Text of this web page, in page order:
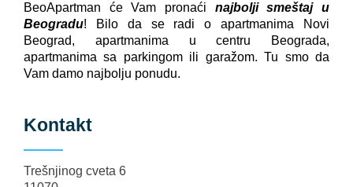
BeoApartman će Vam pronaći najbolji smeštaj u
Beogradu! Bilo da se radi o apartmanima Novi
Beograd, apartmanima u centru Beograda,
apartmanima sa parkingom ili garažom. Tu smo da
Vam damo najbolju ponudu.
Kontakt
Trešnjinog cveta 6